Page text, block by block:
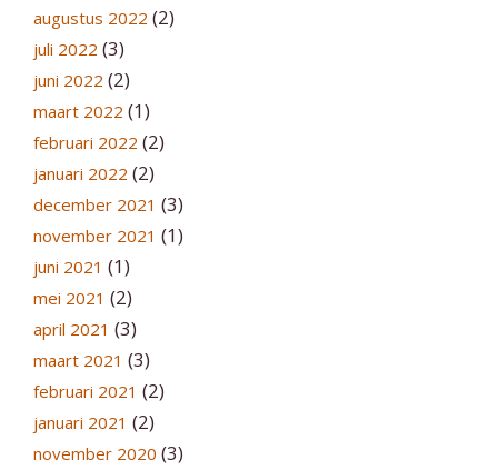
augustus 2022 (2)
juli 2022 (3)
juni 2022 (2)
maart 2022 (1)
februari 2022 (2)
januari 2022 (2)
december 2021 (3)
november 2021 (1)
juni 2021 (1)
mei 2021 (2)
april 2021 (3)
maart 2021 (3)
februari 2021 (2)
januari 2021 (2)
november 2020 (3)